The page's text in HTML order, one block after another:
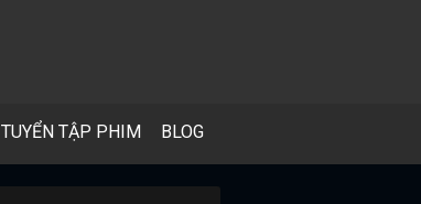
TUYỂN TẬP PHIM BLOG